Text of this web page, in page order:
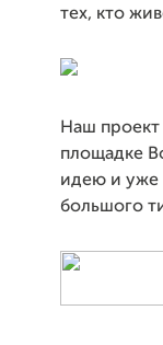
тех, кто
Наш проект
площадке
идею и уже
большого